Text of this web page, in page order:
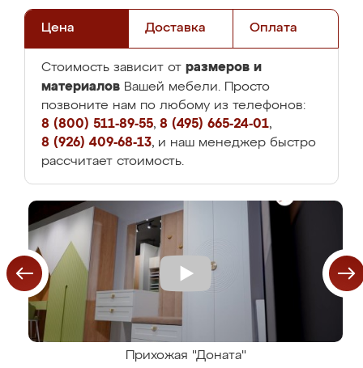
Цена Доставка Оплата
Стоимость зависит от размеров и
материалов Вашей мебели. Просто
позвоните нам по любому из телефонов:
8 (800) 511-89-55, 8 (495) 665-24-01,
8 (926) 409-68-13, и наш менеджер быстро
рассчитает стоимость.
Прихожая "Доната"